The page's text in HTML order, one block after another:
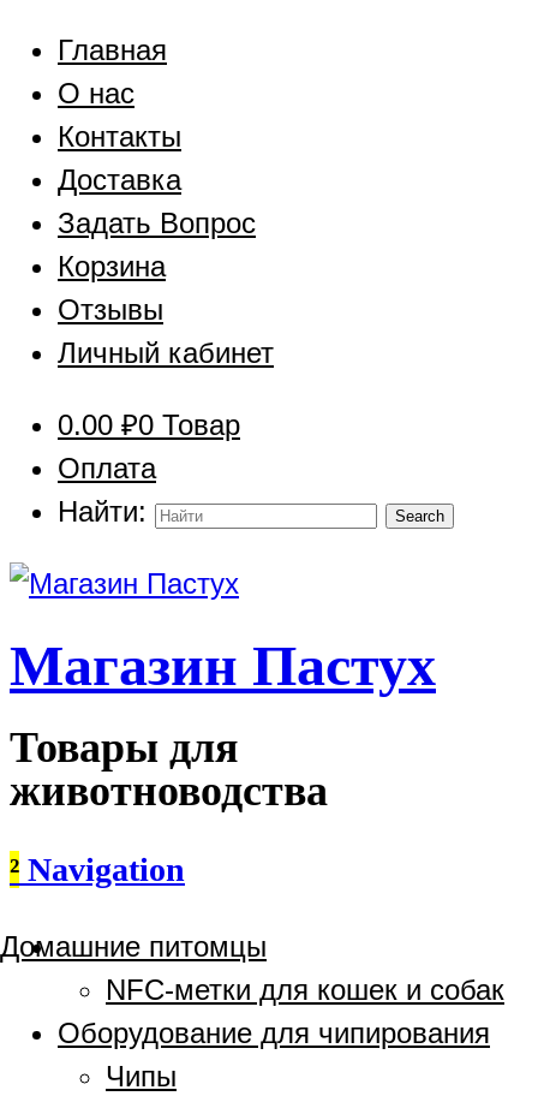
Главная
О нас
Контакты
Доставка
Задать Вопрос
Корзина
Отзывы
Личный кабинет
0.00 ₽0 Товар
Оплата
Найти:
Магазин Пастух
Товары для
животноводства
² Navigation
Домашние питомцы
NFC-метки для кошек и собак
Оборудование для чипирования
Чипы